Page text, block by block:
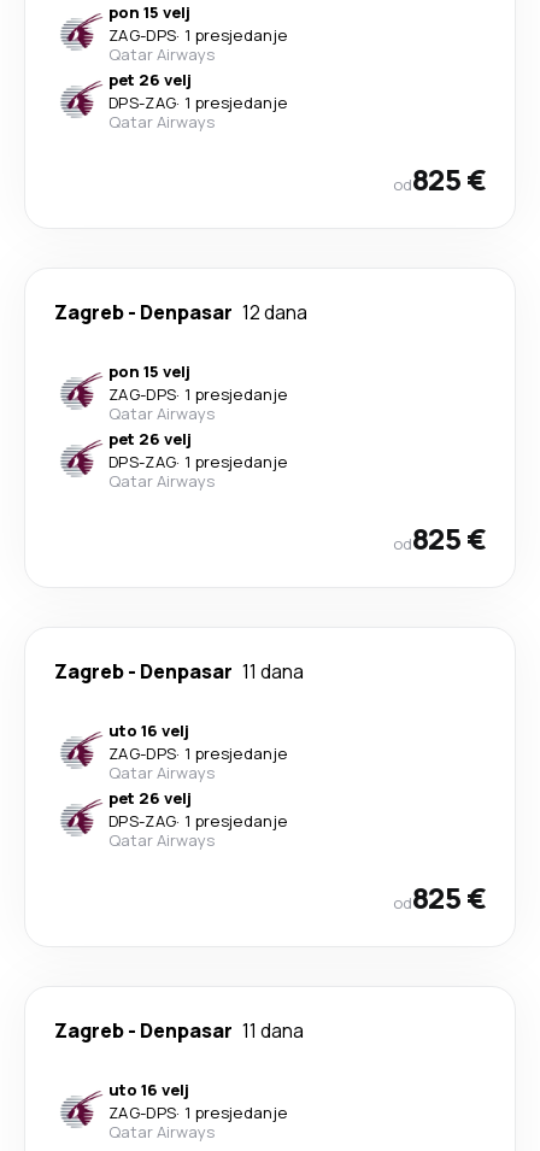
pon 15 velj
ZAG-DPS· 1 presjedanje
Qatar Airways
pet 26 velj
DPS-ZAG· 1 presjedanje
Qatar Airways
od825 €
Zagreb- Denpasar 12 dana
pon 15 velj
ZAG-DPS· 1 presjedanje
Qatar Airways
pet 26 velj
DPS-ZAG· 1 presjedanje
Qatar Airways
od825 €
Zagreb- Denpasar 11 dana
uto 16 velj
ZAG-DPS· 1 presjedanje
Qatar Airways
pet 26 velj
DPS-ZAG· 1 presjedanje
Qatar Airways
od825 €
Zagreb- Denpasar 11 dana
uto 16 velj
ZAG-DPS· 1 presjedanje
Qatar Airways